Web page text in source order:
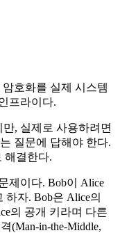
암호화를 실제 시스템
프라이다.
, 실제로 사용하려면
질문에 답해야 한다.
해결한다.
제이다. Bob이 Alice
자. Bob은 Alice의
의 공개 키라며 다른
(Man-in-the-Middle,